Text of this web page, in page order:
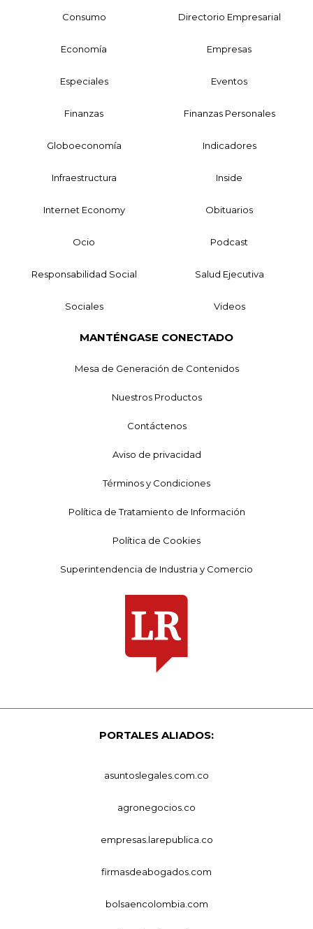
Consumo Directorio Empresarial
Economía Empresas
Especiales Eventos
Finanzas Finanzas Personales
Globoeconomía Indicadores
Infraestructura Inside
Internet Economy Obituarios
Ocio Podcast
Responsabilidad Social Salud Ejecutiva
Sociales Videos
MANTÉNGASE CONECTADO
Mesa de Generación de Contenidos
Nuestros Productos
Contáctenos
Aviso de privacidad
Términos y Condiciones
Política de Tratamiento de Información
Política de Cookies
Superintendencia de Industria y Comercio
PORTALES ALIADOS:
asuntoslegales.com.co
agronegocios.co
empresas.larepublica.co
firmasdeabogados.com
bolsaencolombia.com